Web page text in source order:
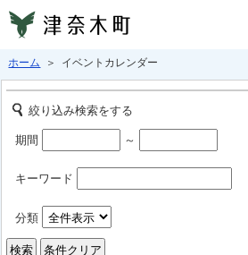
ホーム ＞ イベントカレンダー
絞り込み検索をする
期間 ～
キーワード
分類